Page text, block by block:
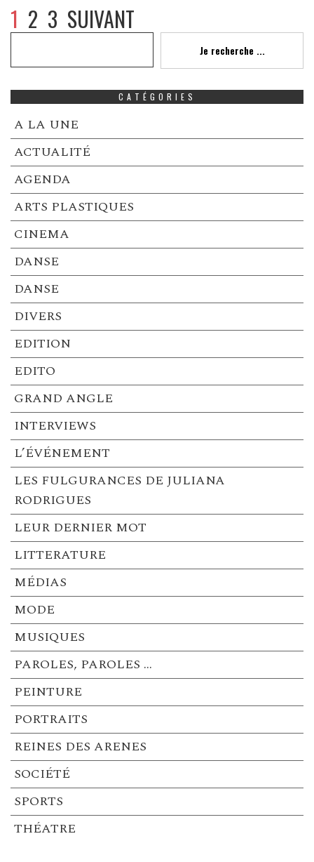
1 2 3 SUIVANT
Je recherche ...
CATÉGORIES
A LA UNE
ACTUALITÉ
AGENDA
ARTS PLASTIQUES
CINEMA
DANSE
DANSE
DIVERS
EDITION
EDITO
GRAND ANGLE
INTERVIEWS
L’ÉVÉNEMENT
LES FULGURANCES DE JULIANA
RODRIGUES
LEUR DERNIER MOT
LITTERATURE
MÉDIAS
MODE
MUSIQUES
PAROLES, PAROLES …
PEINTURE
PORTRAITS
REINES DES ARENES
SOCIÉTÉ
SPORTS
THÉATRE